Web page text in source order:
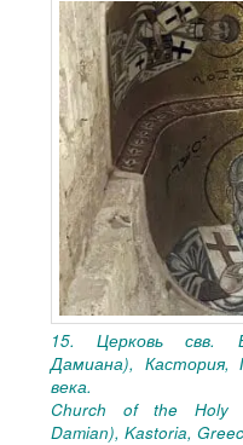
15. Церковь свв.
Дамиана), Кастория,
века.
Church of the Holy
Damian), Kastoria,